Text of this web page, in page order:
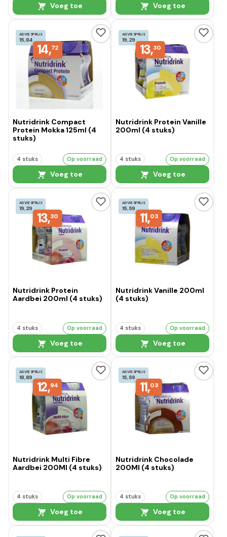
Voeg toe Voeg toe
ADVIESPRIJS
15,84
14,72
Nutridrink Compact
Protein Mokka 125ml (4
stuks)
4 stuks Op voorraad
Voeg toe
ADVIESPRIJS
19,29
13,30
Nutridrink Protein Vanille
200ml (4 stuks)
4 stuks Op voorraad
Voeg toe
ADVIESPRIJS
19,29
13,30
Nutridrink Protein
Aardbei 200ml (4 stuks)
4 stuks Op voorraad
Voeg toe
ADVIESPRIJS
15,59
11,03
Nutridrink Vanille 200ml
(4 stuks)
4 stuks Op voorraad
Voeg toe
ADVIESPRIJS
18,89
12,94
Nutridrink Multi Fibre
Aardbei 200Ml (4 stuks)
4 stuks Op voorraad
Voeg toe
ADVIESPRIJS
15,59
11,03
Nutridrink Chocolade
200Ml (4 stuks)
4 stuks Op voorraad
Voeg toe